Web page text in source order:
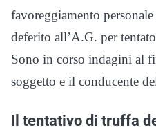
favoreggiamento
deferito all’A.G. per
Sono in corso indagini al
soggetto e il conducente
Il tentativo di truffa